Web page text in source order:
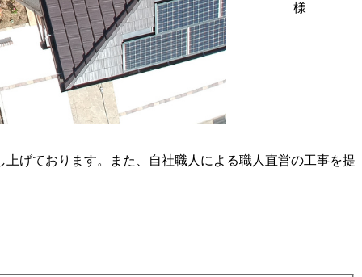
様
げております。また、自社職人による職人直営の工事を提